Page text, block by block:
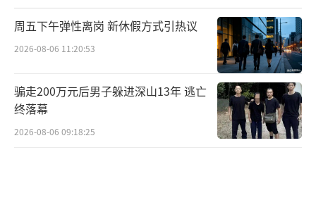
这轮牛市仅仅持续11个月，却暴涨148.9
6%，最终以极速崩盘收场，完美印证了A
股“快牛必快熊、疯牛无长情”的铁律。
复盘完三轮跨越二十年的超级牛市，我们
可以提炼出贯穿A股所有牛熊的四大核心规律，
也能彻底解答当下所有人的困惑：
周五下午弹性离岗 新休假方式引热议
2026-08-06 11:20:53
骗走200万元后男子躲进深山13年 逃亡
终落幕
2026-08-06 09:18:25